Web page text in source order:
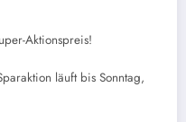
Aktionspreis!
läuft bis Sonntag,